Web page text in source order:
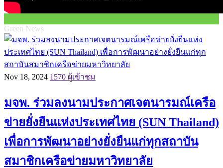
Green News
Nov 18, 2024 1570 ผู้เข้าชม
มจพ. ร่วมลงนามประกาศเจตนารมณ์เครือ
ข่ายยั่งยืนแห่งประเทศไทย (SUN Thailand)
เพื่อการพัฒนาอย่างยั่งยืนแก่ทุกสถาบัน
สมาชิกเครือข่ายมหาวิทยาลัย